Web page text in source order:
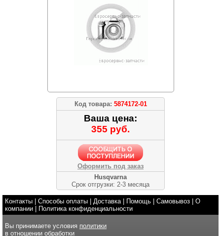
Код товара: 5874172-01
Ваша цена:
355 руб.
Оформить под заказ
Husqvarna
Срок отгрузки: 2-3 месяца
Контакты Способы оплаты Доставка| Помощь Самовывоз
О
компании
Политика конфиденциальности
Вы принимаете условия политики
в отношении обработки